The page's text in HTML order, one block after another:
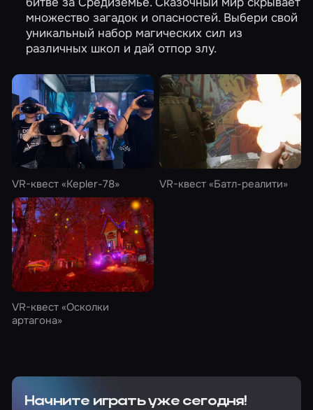
множество загадок и опасностей. Выбери свой
уникальный набор магических сил из
различных школ и дай отпор злу.
VR-квест «Kepler-78» VR-квест «Батл-реалити»
VR-квест «Осколки
артагона»
Начните играть уже сегодня!